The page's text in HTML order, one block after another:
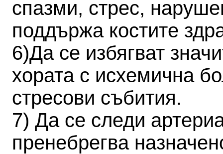
спазми, стрес,
поддържа костите
6)Да се избягват
хората с исхемична
стресови събития.
7) Да се следи
пренебрегва